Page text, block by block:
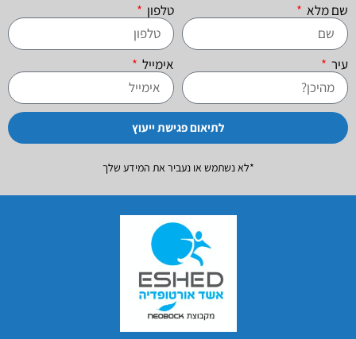
שם מלא
טלפון
עיר אימייל
לתיאום פגישת ייעוץ
*לא נשתמש או נעביר את המידע שלך